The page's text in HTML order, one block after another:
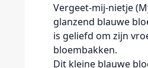
Vergeet-mij-nietje
glanzend blauwe
is geliefd om zijn
bloembakken.
Dit kleine blauwe